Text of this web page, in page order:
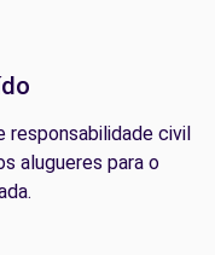
responsabilidade civil
alugueres para o